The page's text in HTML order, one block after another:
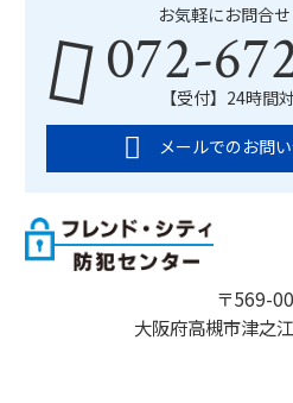
〒569-
大阪府高槻市津之
お気軽にお問合せ
072-【受付】24時間
メールでのお問